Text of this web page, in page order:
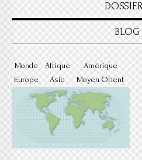
BLOG
Monde
Europe
Afrique
Asie
Amérique
Moyen-Orient